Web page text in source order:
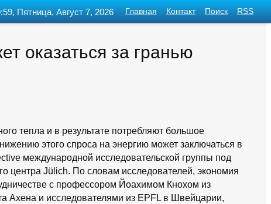
оказаться за гранью
тепла и в результате потребляют большое
этого спроса на энергию может заключаться в
международной исследовательской группы под
центра Jülich. По словам исследователей, экономия
с профессором Йоахимом Кнохом из
Ахена и исследователями из EPFL в Швейцарии,
Пятница, Август 7, 2026 Главная Контакт Поиск RSS